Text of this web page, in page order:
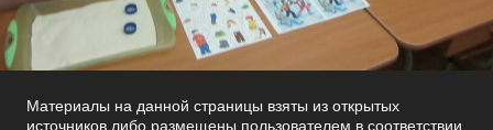
Материалы на данной страницы взяты из открытых
источников либо размещены пользователем в соответствии